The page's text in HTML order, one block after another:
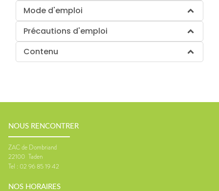
Mode d'emploi
Précautions d'emploi
Contenu
NOUS RENCONTRER
ZAC de Dombriand
22100 Taden
Tel : 02 96 85 19 42
NOS HORAIRES